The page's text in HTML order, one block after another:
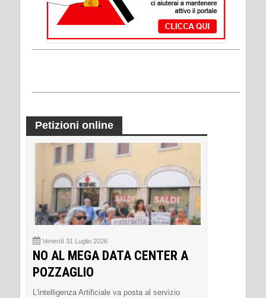
Petizioni online
Venerdì 31 Luglio 2026
NO AL MEGA DATA CENTER A
POZZAGLIO
L'intelligenza Artificiale va posta al servizio